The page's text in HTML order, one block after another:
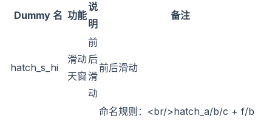
Dummy 名 功能
说
明
备注
hatch_s_hi
滑动
天窗
前
后
滑
动
前后滑动
命名规则： <br/>hatch_a/b/c + f/b